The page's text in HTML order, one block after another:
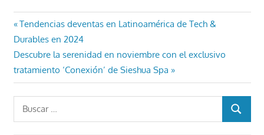
Navegación
de
entradas
Entrada
anterior:
Tendencias deventas en Latinoamérica de Tech &
Durables en 2024
Entrada
siguiente:
Descubre la serenidad en noviembre con el exclusivo
tratamiento ‘Conexión’ de Sieshua Spa
Buscar:
BUSCAR